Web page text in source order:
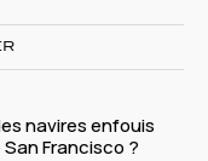
navires enfouis
Francisco ?